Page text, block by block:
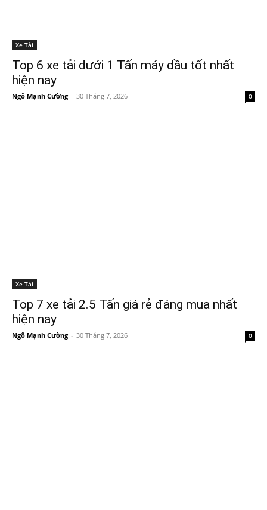
Xe Tải
Top 6 xe tải dưới 1 Tấn máy dầu tốt nhất
hiện nay
Ngô Mạnh Cường - 30 Tháng 7, 2026 0
Xe Tải
Top 7 xe tải 2.5 Tấn giá rẻ đáng mua nhất
hiện nay
Ngô Mạnh Cường - 30 Tháng 7, 2026 0